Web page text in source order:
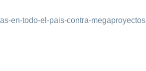
en-todo-el-pais-contra-megaproyectos